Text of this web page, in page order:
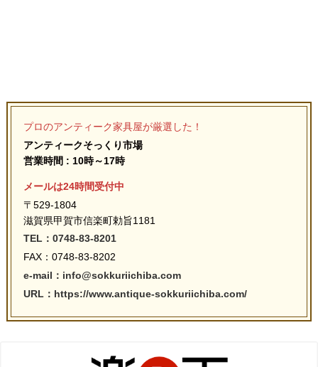
プロのアンティーク家具屋が厳選した！
アンティークそっくり市場
営業時間 : 10時～17時
メールは24時間受付中
〒529-1804
滋賀県甲賀市信楽町勅旨1181
TEL：0748-83-8201
FAX：0748-83-8202
e-mail：info@sokkuriichiba.com
URL：https://www.antique-sokkuriichiba.com/